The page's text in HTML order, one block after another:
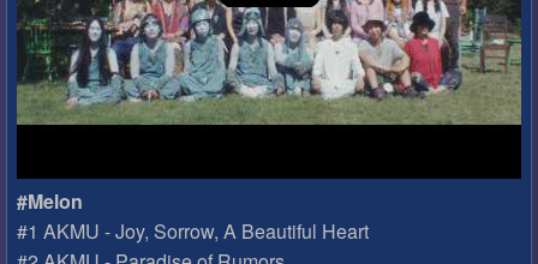
#Melon
#1 AKMU - Joy, Sorrow, A Beautiful Heart